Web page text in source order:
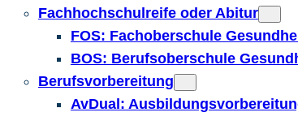
Fachhochschulreife oder Abitur
FOS: Fachoberschule
BOS: Berufsoberschule
Berufsvorbereitung
AvDual: